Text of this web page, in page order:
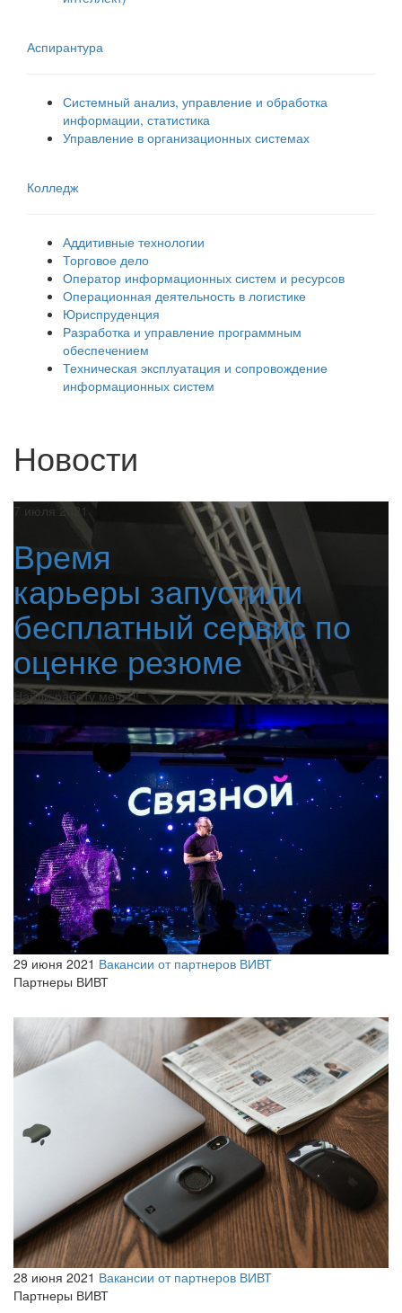
Аспирантура
Системный анализ, управление и обработка
информации, статистика
Управление в организационных системах
Колледж
Аддитивные технологии
Торговое дело
Оператор информационных систем и ресурсов
Операционная деятельность в логистике
Юриспруденция
Разработка и управление программным
обеспечением
Техническая эксплуатация и сопровождение
информационных систем
Новости
7 июля 2021
Время
карьеры запустили
бесплатный сервис по
оценке резюме
Найди работу мечты!
29 июня 2021 Вакансии от партнеров ВИВТ
Партнеры ВИВТ
28 июня 2021 Вакансии от партнеров ВИВТ
Партнеры ВИВТ